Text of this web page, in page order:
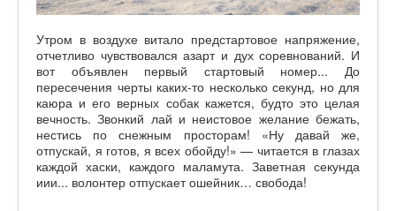
Утром в воздухе витало предстартовое напряжение,
отчетливо чувствовался азарт и дух соревнований. И
вот объявлен первый стартовый номер... До
пересечения черты каких-то несколько секунд, но для
каюра и его верных собак кажется, будто это целая
вечность. Звонкий лай и неистовое желание бежать,
нестись по снежным просторам! «Ну давай же,
отпускай, я готов, я всех обойду!» — читается в глазах
каждой хаски, каждого маламута. Заветная секунда
иии... волонтер отпускает ошейник… свобода!